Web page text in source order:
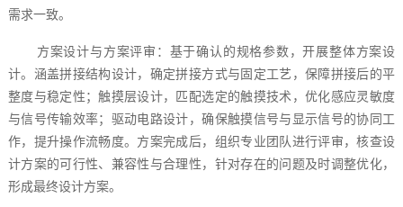
需求一致。
方案设计与方案评审：基于确认的规格参数，开展整体方案设
计。涵盖拼接结构设计，确定拼接方式与固定工艺，保障拼接后的平
整度与稳定性；触摸层设计，匹配选定的触摸技术，优化感应灵敏度
与信号传输效率；驱动电路设计，确保触摸信号与显示信号的协同工
作，提升操作流畅度。方案完成后，组织专业团队进行评审，核查设
计方案的可行性、兼容性与合理性，针对存在的问题及时调整优化，
形成最终设计方案。